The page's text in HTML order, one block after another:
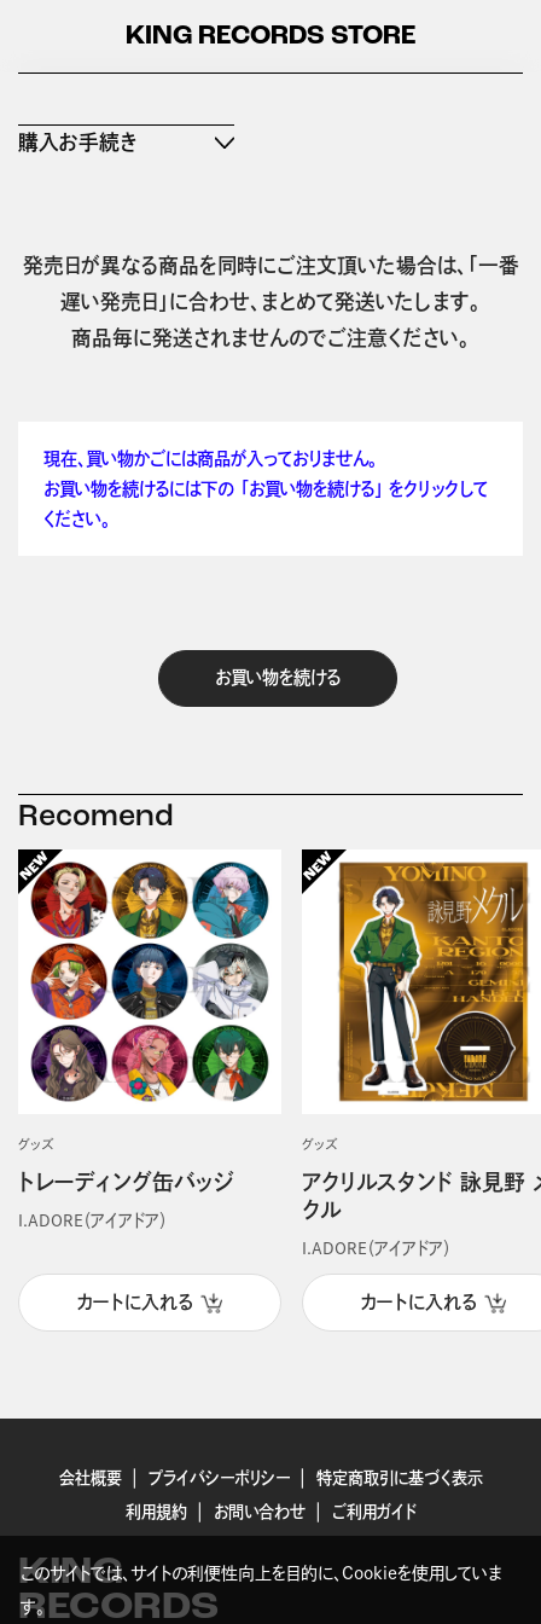
KING RECORDS STORE
購入お手続き
発売日が異なる商品を同時にご注文頂いた場合は、「一番
遅い発売日」に合わせ、まとめて発送いたします。
商品毎に発送されませんのでご注意ください。
現在、買い物かごには商品が入っておりません。
お買い物を続けるには下の 「お買い物を続ける」 をクリックして
ください。
お買い物を続ける
Recomend
グッズ
トレーディング缶バッジ
I.ADORE（アイアドア）
カートに入れる
グッズ
アクリルスタンド 詠見野
クル
I.ADORE（アイアドア）
カートに入れる
会社概要 プライバシーポリシー
特定商取引に基づく表示
利用規約
お問い合わせ ご利用ガイド
KING
RECORDS
このサイトでは、サイトの利便性向上を目的に、Cookieを使用していま
す。